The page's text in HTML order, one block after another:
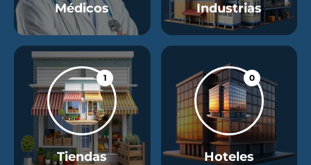
Médicos Industrias
1
Tiendas
0
Hoteles